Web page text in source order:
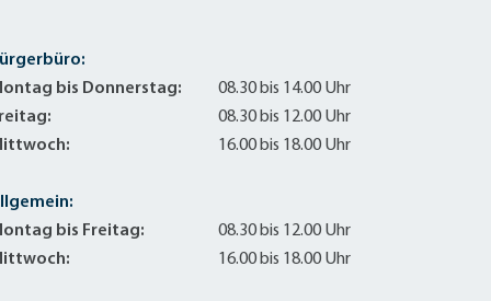
bis Donnerstag:
08.30 bis 14.00 Uhr
08.30 bis 12.00 Uhr
16.00 bis 18.00 Uhr
bis Freitag:
08.30 bis 12.00 Uhr
16.00 bis 18.00 Uhr